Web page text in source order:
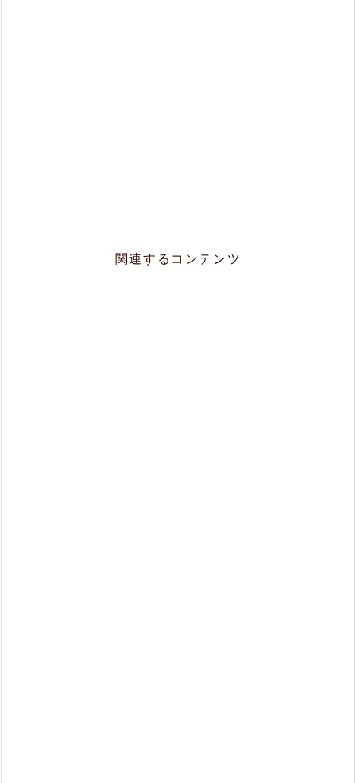
関連するコンテンツ